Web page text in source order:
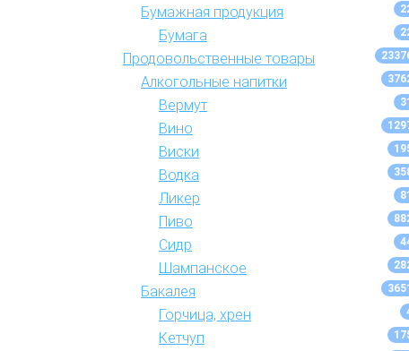
Бумажная продукция
Бумага
Продовольственные товары
Алкогольные напитки
Вермут 31
Вино
Виски
Водка
Ликер 81
Пиво
Сидр
Шампанское
Бакалея 3651
Горчица, хрен
Кетчуп